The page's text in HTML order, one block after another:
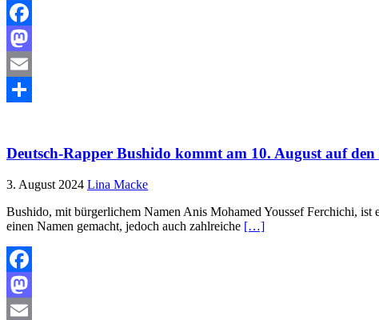
Facebook
Mastodon
Email
Deutsch-Rapper Bushido kommt am 10. August auf
3. August 2024 Lina Macke
Bushido, mit bürgerlichem Namen Anis Mohamed Youssef Ferchichi, ist
einen Namen gemacht, jedoch auch zahlreiche […]
Facebook
Mastodon